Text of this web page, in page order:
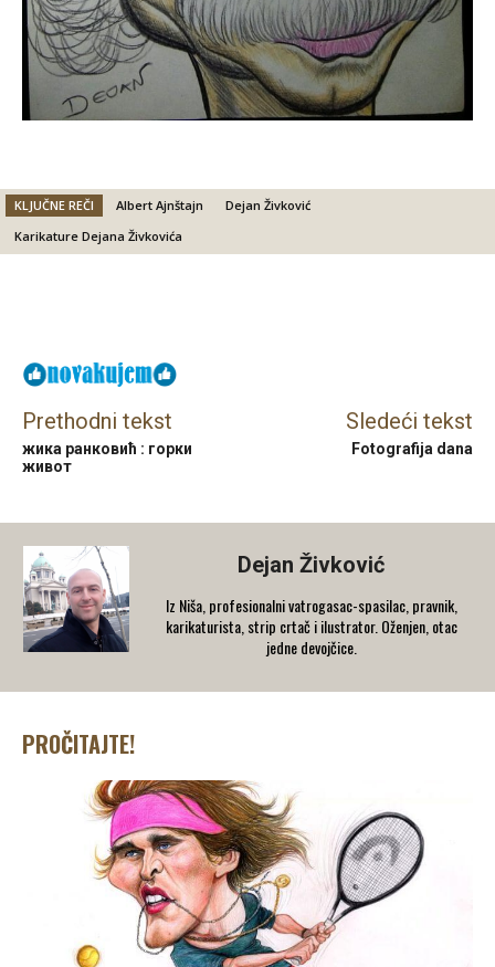
KLJUČNE REČI Albert Ajnštajn
Dejan Živković
Karikature Dejana Živkovića
Prethodni tekst
жика ранковић : горки
живот
Sledeći tekst
Fotografija dana
Dejan Živković
Iz Niša, profesionalni vatrogasac-spasilac, pravnik,
karikaturista, strip crtač i ilustrator. Oženjen, otac
jedne devojčice.
PROČITAJTE!